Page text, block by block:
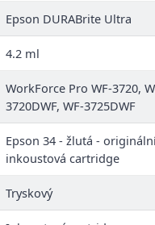
Epson DURABrite Ultra
4.2 ml
WorkForce Pro WF-3720,
3720DWF, WF-3725DWF
Epson 34 - žlutá -
inkoustová cartridge
Tryskový